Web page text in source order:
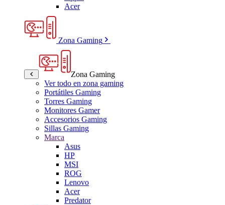
Acer
Zona Gaming
Zona Gaming
Ver todo en zona gaming
Portátiles Gaming
Torres Gaming
Monitores Gamer
Accesorios Gaming
Sillas Gaming
Marca
Asus
HP
MSI
ROG
Lenovo
Acer
Predator